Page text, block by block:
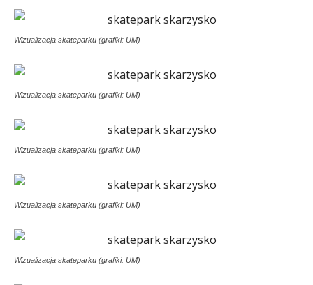
Wizualizacja skateparku (grafiki: UM)
Wizualizacja skateparku (grafiki: UM)
Wizualizacja skateparku (grafiki: UM)
Wizualizacja skateparku (grafiki: UM)
Wizualizacja skateparku (grafiki: UM)